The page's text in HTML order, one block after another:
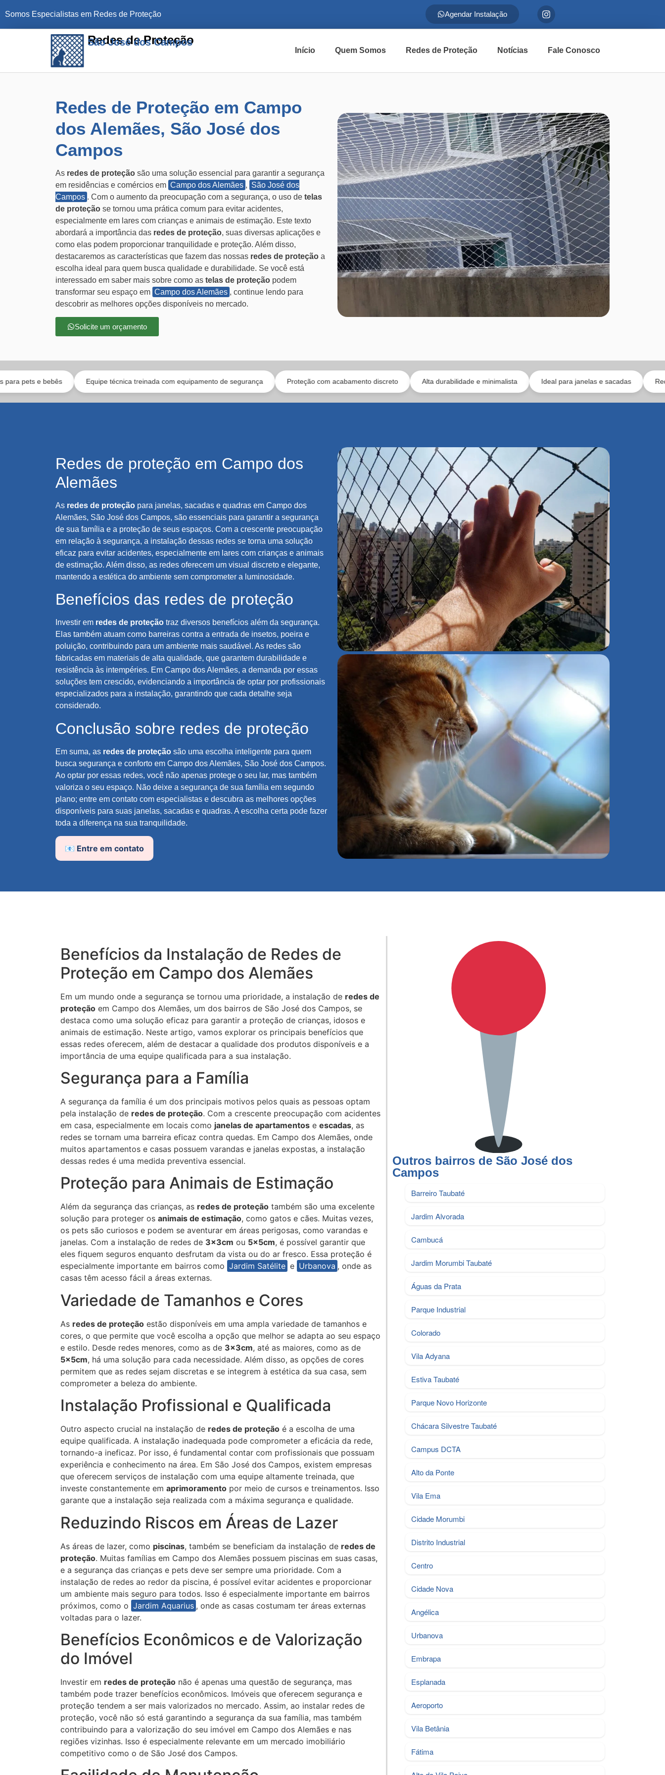
Somos Especialistas em Redes de Proteção Agendar Instalação
Redes de Proteção
São José dos Campos
Início Quem Somos Redes de Proteção Notícias Fale Conosco
Redes de Proteção em Campo
dos Alemães, São José dos
Campos
As redes de proteção são uma solução essencial para garantir a segurança
em residências e comércios em Campo dos Alemães , São José dos
Campos . Com o aumento da preocupação com a segurança, o uso de telas
de proteção se tornou uma prática comum para evitar acidentes,
especialmente em lares com crianças e animais de estimação. Este texto
abordará a importância das redes de proteção, suas diversas aplicações e
como elas podem proporcionar tranquilidade e proteção. Além disso,
destacaremos as características que fazem das nossas redes de proteção a
escolha ideal para quem busca qualidade e durabilidade. Se você está
interessado em saber mais sobre como as telas de proteção podem
transformar seu espaço em Campo dos Alemães , continue lendo para
descobrir as melhores opções disponíveis no mercado.
Solicite um orçamento
Equipe técnica treinada com equipamento de segurança Proteção com acabamento discreto Alta durabilidade e minimalista Ideal para janelas e sacadas Rede instalada
Redes de proteção em Campo dos
Alemães
As redes de proteção para janelas, sacadas e quadras em Campo dos
Alemães, São José dos Campos, são essenciais para garantir a segurança
de sua família e a proteção de seus espaços. Com a crescente preocupação
em relação à segurança, a instalação dessas redes se torna uma solução
eficaz para evitar acidentes, especialmente em lares com crianças e animais
de estimação. Além disso, as redes oferecem um visual discreto e elegante,
mantendo a estética do ambiente sem comprometer a luminosidade.
Benefícios das redes de proteção
Investir em redes de proteção traz diversos benefícios além da segurança.
Elas também atuam como barreiras contra a entrada de insetos, poeira e
poluição, contribuindo para um ambiente mais saudável. As redes são
fabricadas em materiais de alta qualidade, que garantem durabilidade e
resistência às intempéries. Em Campo dos Alemães, a demanda por essas
soluções tem crescido, evidenciando a importância de optar por profissionais
especializados para a instalação, garantindo que cada detalhe seja
considerado.
Conclusão sobre redes de proteção
Em suma, as redes de proteção são uma escolha inteligente para quem
busca segurança e conforto em Campo dos Alemães, São José dos Campos.
Ao optar por essas redes, você não apenas protege o seu lar, mas também
valoriza o seu espaço. Não deixe a segurança de sua família em segundo
plano; entre em contato com especialistas e descubra as melhores opções
disponíveis para suas janelas, sacadas e quadras. A escolha certa pode fazer
toda a diferença na sua tranquilidade.
📧 Entre em contato
Benefícios da Instalação de Redes de
Proteção em Campo dos Alemães
Em um mundo onde a segurança se tornou uma prioridade, a instalação de redes de
proteção em Campo dos Alemães, um dos bairros de São José dos Campos, se
destaca como uma solução eficaz para garantir a proteção de crianças, idosos e
animais de estimação. Neste artigo, vamos explorar os principais benefícios que
essas redes oferecem, além de destacar a qualidade dos produtos disponíveis e a
importância de uma equipe qualificada para a sua instalação.
Segurança para a Família
A segurança da família é um dos principais motivos pelos quais as pessoas optam
pela instalação de redes de proteção. Com a crescente preocupação com acidentes
em casa, especialmente em locais como janelas de apartamentos e escadas, as
redes se tornam uma barreira eficaz contra quedas. Em Campo dos Alemães, onde
muitos apartamentos e casas possuem varandas e janelas expostas, a instalação
dessas redes é uma medida preventiva essencial.
Proteção para Animais de Estimação
Além da segurança das crianças, as redes de proteção também são uma excelente
solução para proteger os animais de estimação, como gatos e cães. Muitas vezes,
os pets são curiosos e podem se aventurar em áreas perigosas, como varandas e
janelas. Com a instalação de redes de 3x3cm ou 5x5cm, é possível garantir que
eles fiquem seguros enquanto desfrutam da vista ou do ar fresco. Essa proteção é
especialmente importante em bairros como Jardim Satélite e Urbanova , onde as
casas têm acesso fácil a áreas externas.
Variedade de Tamanhos e Cores
As redes de proteção estão disponíveis em uma ampla variedade de tamanhos e
cores, o que permite que você escolha a opção que melhor se adapta ao seu espaço
e estilo. Desde redes menores, como as de 3x3cm, até as maiores, como as de
5x5cm, há uma solução para cada necessidade. Além disso, as opções de cores
permitem que as redes sejam discretas e se integrem à estética da sua casa, sem
comprometer a beleza do ambiente.
Instalação Profissional e Qualificada
Outro aspecto crucial na instalação de redes de proteção é a escolha de uma
equipe qualificada. A instalação inadequada pode comprometer a eficácia da rede,
tornando-a ineficaz. Por isso, é fundamental contar com profissionais que possuam
experiência e conhecimento na área. Em São José dos Campos, existem empresas
que oferecem serviços de instalação com uma equipe altamente treinada, que
investe constantemente em aprimoramento por meio de cursos e treinamentos. Isso
garante que a instalação seja realizada com a máxima segurança e qualidade.
Reduzindo Riscos em Áreas de Lazer
As áreas de lazer, como piscinas, também se beneficiam da instalação de redes de
proteção. Muitas famílias em Campo dos Alemães possuem piscinas em suas casas,
e a segurança das crianças e pets deve ser sempre uma prioridade. Com a
instalação de redes ao redor da piscina, é possível evitar acidentes e proporcionar
um ambiente mais seguro para todos. Isso é especialmente importante em bairros
próximos, como o Jardim Aquarius , onde as casas costumam ter áreas externas
voltadas para o lazer.
Benefícios Econômicos e de Valorização
do Imóvel
Investir em redes de proteção não é apenas uma questão de segurança, mas
também pode trazer benefícios econômicos. Imóveis que oferecem segurança e
proteção tendem a ser mais valorizados no mercado. Assim, ao instalar redes de
proteção, você não só está garantindo a segurança da sua família, mas também
contribuindo para a valorização do seu imóvel em Campo dos Alemães e nas
regiões vizinhas. Isso é especialmente relevante em um mercado imobiliário
competitivo como o de São José dos Campos.
Outros bairros de São José dos
Campos
Barreiro Taubaté
Jardim Alvorada
Cambucá
Jardim Morumbi Taubaté
Águas da Prata
Parque Industrial
Colorado
Vila Adyana
Estiva Taubaté
Parque Novo Horizonte
Chácara Silvestre Taubaté
Campus DCTA
Alto da Ponte
Vila Ema
Cidade Morumbi
Distrito Industrial
Centro
Cidade Nova
Angélica
Urbanova
Embrapa
Esplanada
Aeroporto
Vila Betânia
Fátima